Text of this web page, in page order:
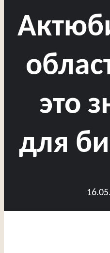
это
для